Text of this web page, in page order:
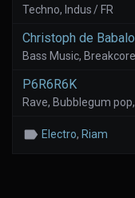
Techno, Indus / FR
Christoph de
Bass Music,
P6R6R6K
Rave, Bubblegum
Electro, Riam